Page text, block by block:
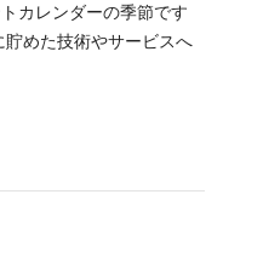
カレンダーの季節です
めた技術やサービスへ